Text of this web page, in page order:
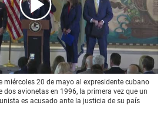
miércoles 20 de mayo al expresidente cubano
dos avionetas en 1996, la primera vez que un
es acusado ante la justicia de su país